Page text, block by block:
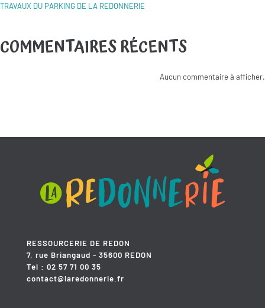
TRAVAUX DU PARKING DE LA REDONNERIE
COMMENTAIRES RÉCENTS
Aucun commentaire à afficher.
RESSOURCERIE DE REDON
7, rue Briangaud - 35600 REDON
Tel : 02 57 71 00 35
contact@laredonnerie.fr